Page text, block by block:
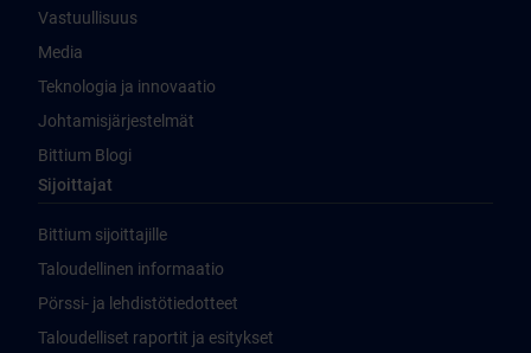
Vastuullisuus
Media
Teknologia ja innovaatio
Johtamisjärjestelmät
Bittium Blogi
Sijoittajat
Bittium sijoittajille
Taloudellinen informaatio
Pörssi- ja lehdistötiedotteet
Taloudelliset raportit ja esitykset